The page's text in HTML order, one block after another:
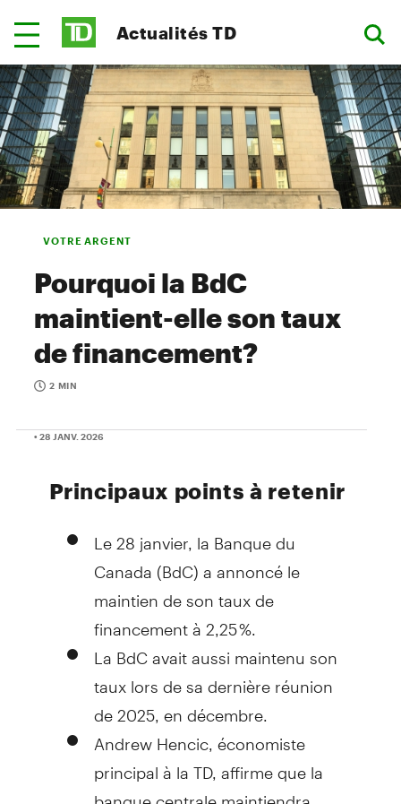
Actualités TD
VOTRE ARGENT
Pourquoi la BdC
maintient-elle son taux
de financement?
2 MIN
• 28 JANV. 2026
Principaux points à retenir
Le 28 janvier, la Banque du
Canada (BdC) a annoncé le
maintien de son taux de
financement à 2,25 %.
La BdC avait aussi maintenu son
taux lors de sa dernière réunion
de 2025, en décembre.
Andrew Hencic, économiste
principal à la TD, affirme que la
banque centrale maintiendra